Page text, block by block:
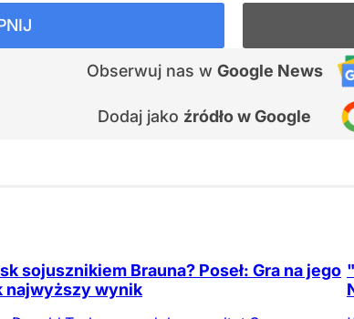
Obserwuj nas w Google News
Dodaj jako źródło w Google
sojusznikiem Brauna? Poseł: Gra na jego
najwyższy wynik